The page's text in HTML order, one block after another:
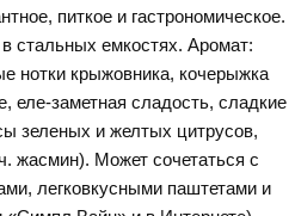
питкое и гастрономическое.
стальных емкостях. Аромат:
нотки крыжовника, кочерыжка
еле-заметная сладость, сладкие
зеленых и желтых цитрусов,
жасмин). Может сочетаться с
легковкусными паштетами и